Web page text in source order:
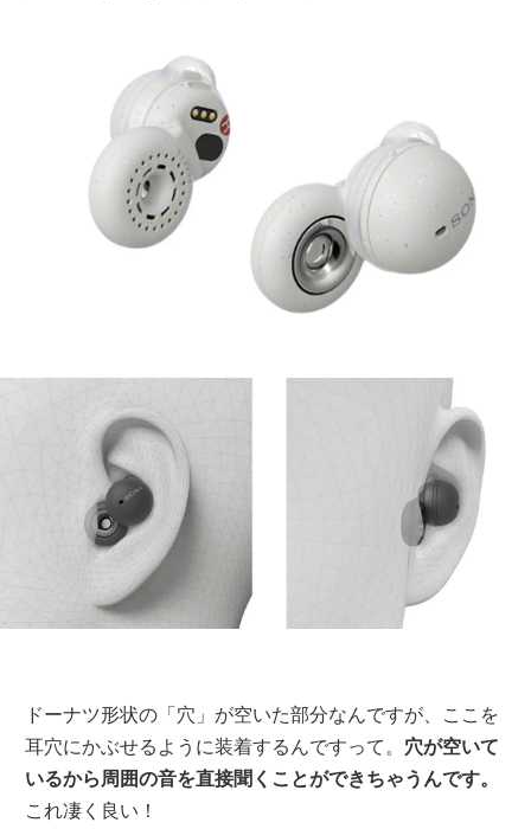
ドーナツ形状の「穴」が空いた部分なんですが、ここを
耳穴にかぶせるように装着するんですって。 穴が空いて
いるから周囲の音を直接聞くことができちゃうんです。
これ凄く良い！